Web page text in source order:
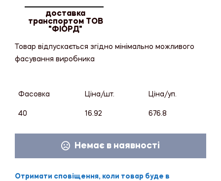
доставка
транспортом ТОВ
"ФІОРД"
Товар відпускається згідно мінімально можливого
фасування виробника
Фасовка Ціна/шт. Ціна/уп.
40 16.92 676.8
Немає в наявності
Отримати сповіщення, коли товар буде в